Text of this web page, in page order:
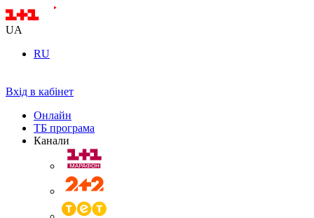
UA
RU
Вхід в кабінет
Онлайн
ТБ програма
Канали